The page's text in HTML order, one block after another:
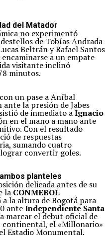
del Matador
no experimentó
de Tobías Andrada
Beltrán y Rafael Santos
a un empate
visitante inclinó
minutos.
un pase a Aníbal
la presión de Jabes
de inmediato aIgnacio
en el mano a mano ante
Con el resultado
de respuestas
sumando cuatro
convertir goles.
planteles
delicada antes de su
la CONMEBOL
la altura de Bogotá para
anteIndependiente Santa
marcar el debut oficial de
continental, el «Millonario»
Estadio Monumental.